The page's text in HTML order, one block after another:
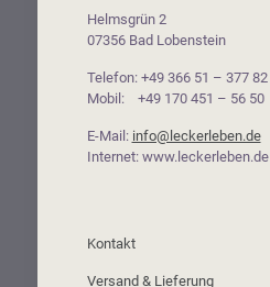
Helmsgrün 2
07356 Bad Lobenstein
Telefon: +49 366 51 – 377 82
Mobil: +49 170 451 – 56 50
E-Mail: info@leckerleben.de
Internet: www.leckerleben.de
Kontakt
Versand & Lieferung